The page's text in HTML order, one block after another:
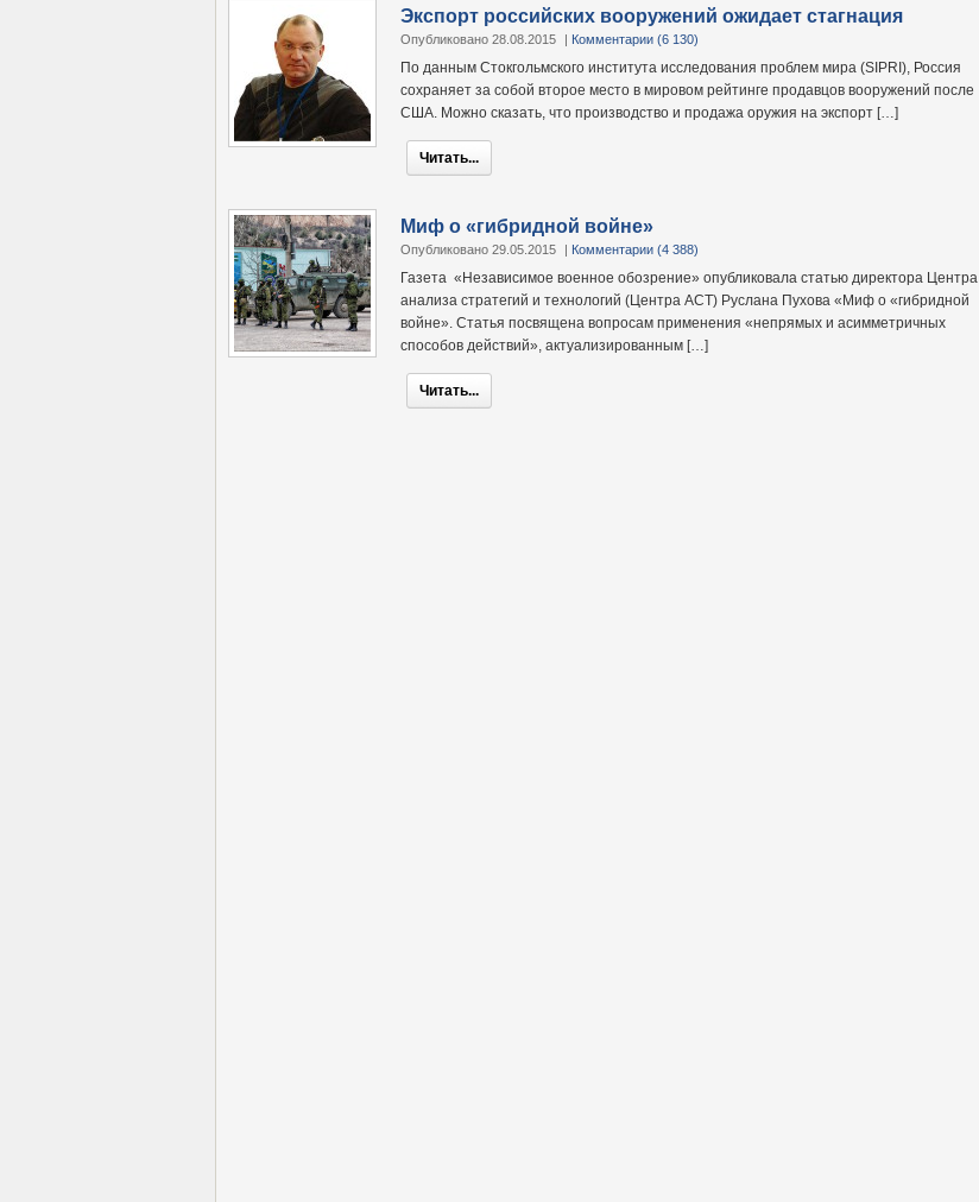
Экспорт российских вооружений ожидает стагнация
Опубликовано 28.08.2015 | Комментарии (6 130)
По данным Стокгольмского института исследования проблем мира (SIPRI), Россия
сохраняет за собой второе место в мировом рейтинге продавцов вооружений после
США. Можно сказать, что производство и продажа оружия на экспорт […]
Читать...
Миф о «гибридной войне»
Опубликовано 29.05.2015 | Комментарии (4 388)
Газета «Независимое военное обозрение» опубликовала статью директора Центра
анализа стратегий и технологий (Центра АСТ) Руслана Пухова «Миф о «гибридной
войне». Статья посвящена вопросам применения «непрямых и асимметричных
способов действий», актуализированным […]
Читать...